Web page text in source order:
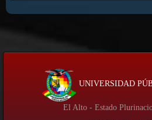
UNIVERSIDAD
El Alto - Estado